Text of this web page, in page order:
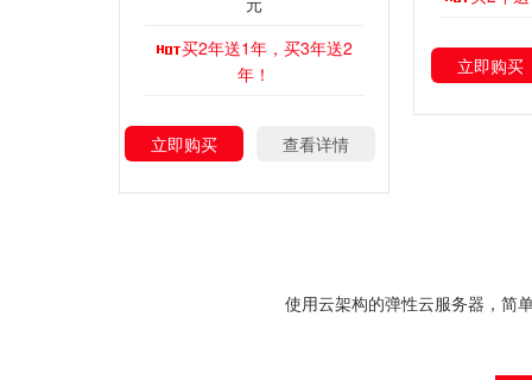
买2年送1年，买3年送2
年！
立即购买 查看详情
立即购买
使用云架构的弹性云服务器，简